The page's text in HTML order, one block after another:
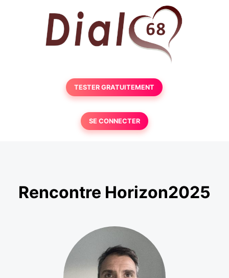
TESTER GRATUITEMENT
SE CONNECTER
Rencontre Horizon2025